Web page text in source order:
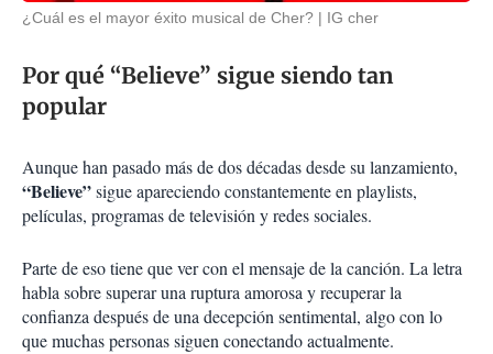
¿Cuál es el mayor éxito musical de Cher? IG cher
Por qué “Believe” sigue siendo tan
popular
Aunque han pasado más de dos décadas desde su lanzamiento,
“Believe”sigue apareciendo constantemente en playlists,
películas, programas de televisión y redes sociales.
Parte de eso tiene que ver con el mensaje de la canción. La letra
habla sobre superar una ruptura amorosa y recuperar la
confianza después de una decepción sentimental, algo con lo
que muchas personas siguen conectando actualmente.